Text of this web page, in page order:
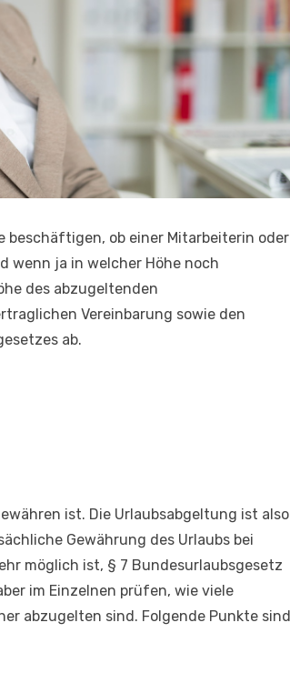
ob einer Mitarbeiterin oder
wenn ja in welcher Höhe noch
des abzugeltenden
Vereinbarung sowie den
ab.
ist. Die Urlaubsabgeltung ist also
Gewährung des Urlaubs bei
möglich ist, § 7 Bundesurlaubsgesetz
im Einzelnen prüfen, wie viele
abzugelten sind. Folgende Punkte sind